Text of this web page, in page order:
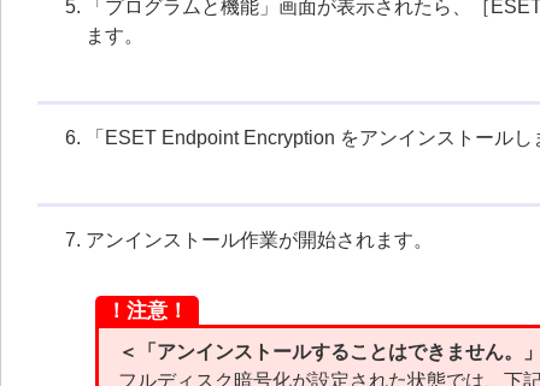
「プログラムと機能」画面が表示されたら、［
ます。
「ESET Endpoint Encryption をアンインストール
アンインストール作業が開始されます。
！注意！
＜「アンインストールすることはできません。
フルディスク暗号化が設定された状態では、下